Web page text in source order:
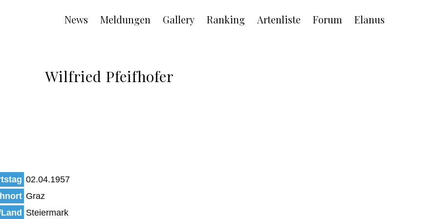
Main
navigation
News Meldungen Gallery Ranking Artenliste Forum Elanus
Wilfried Pfeifhofer
02.04.1957
Graz
Steiermark